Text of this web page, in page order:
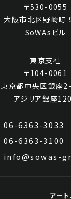
〒530-0055
大阪市北区野崎町
SoWAsビル
東京支社
〒104-0061
東京都中央区銀座
アジリア銀座
06-6363-3033
06-6363-3100
info@sowas-
アー